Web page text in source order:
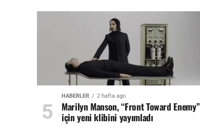
HABERLER 2 hafta ago
Marilyn Manson, “Front Toward Enemy”
için yeni klibini yayımladı